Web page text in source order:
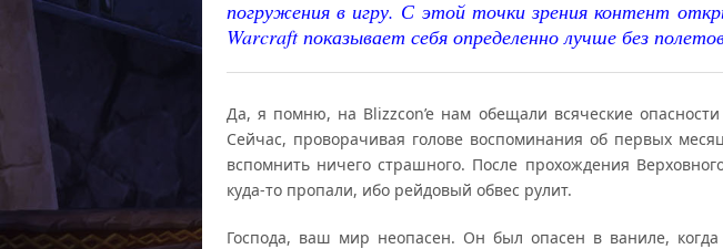
погружения в игру. С этой точки зрения контент
Warcraft показывает себя определенно лучше без
Да, я помню, на Blizzcon’e нам обещали всяческие
Сейчас, проворачивая голове воспоминания об первых
вспомнить ничего страшного. После прохождения
куда-то пропали, ибо рейдовый обвес рулит.
Господа, ваш мир неопасен. Он был опасен в ваниле,